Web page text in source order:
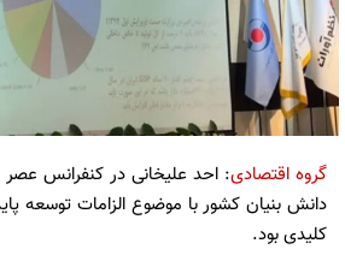
گروه اقتصادی: احد علیخانی در کنفرانس
دانش بنیان کشور با موضوع الزامات توسعه
کلیدی بود.